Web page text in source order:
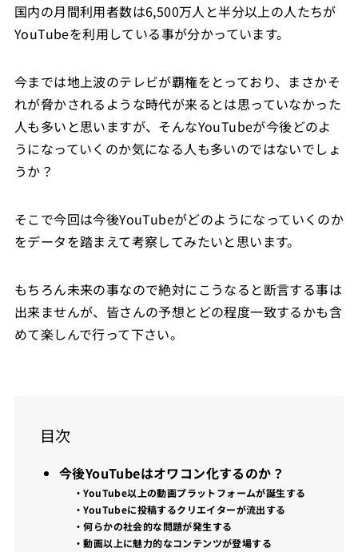
国内の月間利用者数は6,500万人と半分以上の人たちが
YouTubeを利用している事が分かっています。
今までは地上波のテレビが覇権をとっており、まさかそ
れが脅かされるような時代が来るとは思っていなかった
人も多いと思いますが、そんなYouTubeが今後どのよ
うになっていくのか気になる人も多いのではないでしょ
うか？
そこで今回は今後YouTubeがどのようになっていくのか
をデータを踏まえて考察してみたいと思います。
もちろん未来の事なので絶対にこうなると断言する事は
出来ませんが、皆さんの予想とどの程度一致するかも含
めて楽しんで行って下さい。
目次
今後YouTubeはオワコン化するのか？
・YouTube以上の動画プラットフォームが誕生する
・YouTubeに投稿するクリエイターが流出する
・何らかの社会的な問題が発生する
・動画以上に魅力的なコンテンツが登場する